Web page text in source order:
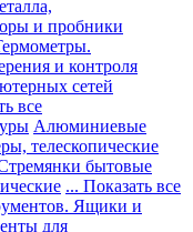
и пробники
и контроля
сетей
все
Алюминиевые
телескопические
бытовые
... Показать все
Ящики и
для